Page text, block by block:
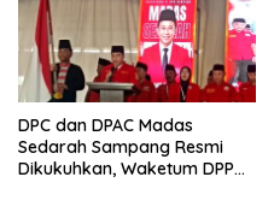
DPC dan DPAC Madas
Sedarah Sampang Resmi
Dikukuhkan, Waketum DPP